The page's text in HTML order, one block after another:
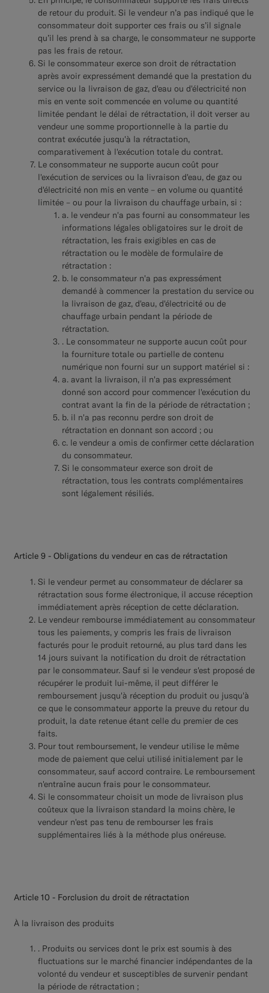
de retour du produit. Si le vendeur n’a pas indiqué que le
consommateur doit supporter ces frais ou s’il signale
qu’il les prend à sa charge, le consommateur ne supporte
pas les frais de retour.
Si le consommateur exerce son droit de rétractation
après avoir expressément demandé que la prestation du
service ou la livraison de gaz, d'eau ou d'électricité non
mis en vente soit commencée en volume ou quantité
limitée pendant le délai de rétractation, il doit verser au
vendeur une somme proportionnelle à la partie du
contrat exécutée jusqu'à la rétractation,
comparativement à l'exécution totale du contrat.
Le consommateur ne supporte aucun coût pour
l'exécution de services ou la livraison d'eau, de gaz ou
d'électricité non mis en vente – en volume ou quantité
limitée – ou pour la livraison du chauffage urbain, si :
a. le vendeur n'a pas fourni au consommateur les
informations légales obligatoires sur le droit de
rétractation, les frais exigibles en cas de
rétractation ou le modèle de formulaire de
rétractation :
b. le consommateur n'a pas expressément
demandé à commencer la prestation du service ou
la livraison de gaz, d'eau, d'électricité ou de
chauffage urbain pendant la période de
rétractation.
. Le consommateur ne supporte aucun coût pour
la fourniture totale ou partielle de contenu
numérique non fourni sur un support matériel si :
a. avant la livraison, il n'a pas expressément
donné son accord pour commencer l'exécution du
contrat avant la fin de la période de rétractation ;
b. il n'a pas reconnu perdre son droit de
rétractation en donnant son accord ; ou
c. le vendeur a omis de confirmer cette déclaration
du consommateur.
Si le consommateur exerce son droit de
rétractation, tous les contrats complémentaires
sont légalement résiliés.
Article 9 - Obligations du vendeur en cas de rétractation
Si le vendeur permet au consommateur de déclarer sa
rétractation sous forme électronique, il accuse réception
immédiatement après réception de cette déclaration.
Le vendeur rembourse immédiatement au consommateur
tous les paiements, y compris les frais de livraison
facturés pour le produit retourné, au plus tard dans les
14 jours suivant la notification du droit de rétractation
par le consommateur. Sauf si le vendeur s'est proposé de
récupérer le produit lui-même, il peut différer le
remboursement jusqu'à réception du produit ou jusqu'à
ce que le consommateur apporte la preuve du retour du
produit, la date retenue étant celle du premier de ces
faits.
Pour tout remboursement, le vendeur utilise le même
mode de paiement que celui utilisé initialement par le
consommateur, sauf accord contraire. Le remboursement
n'entraîne aucun frais pour le consommateur.
Si le consommateur choisit un mode de livraison plus
coûteux que la livraison standard la moins chère, le
vendeur n'est pas tenu de rembourser les frais
supplémentaires liés à la méthode plus onéreuse.
Article 10 - Forclusion du droit de rétractation
À la livraison des produits
. Produits ou services dont le prix est soumis à des
fluctuations sur le marché financier indépendantes de la
volonté du vendeur et susceptibles de survenir pendant
la période de rétractation ;